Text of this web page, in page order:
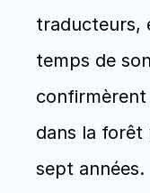
traducteurs,
temps de
dans la forêt
sept